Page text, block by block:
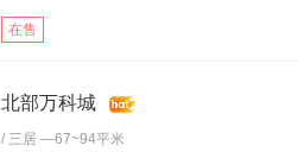
在售
北部万科城
/ 三居 —67~94平米